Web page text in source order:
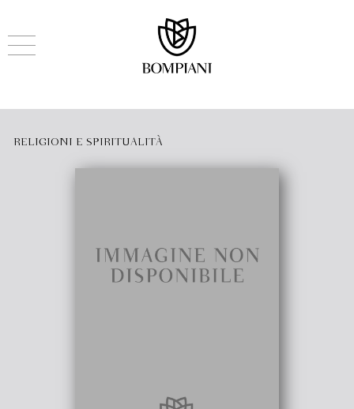
RELIGIONI E SPIRITUALITÀ